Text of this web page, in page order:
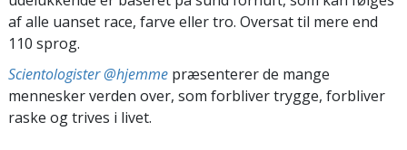
af alle uanset race, farve eller tro. Oversat til mere end
110 sprog.
Scientologister @hjemme præsenterer de mange
mennesker verden over, som forbliver trygge, forbliver
raske og trives i livet.